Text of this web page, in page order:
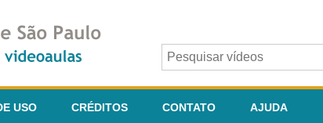
USO CRÉDITOS CONTATO AJUDA